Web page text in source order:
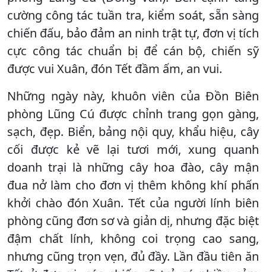
cường công tác tuần tra, kiểm soát, sẵn sàng
chiến đấu, bảo đảm an ninh trật tự, đơn vị tích
cực công tác chuẩn bị để cán bộ, chiến sỹ
được vui Xuân, đón Tết đầm ấm, an vui.
Những ngày này, khuôn viên của Đồn Biên
phòng Lũng Cú được chỉnh trang gọn gàng,
sạch, đẹp. Biển, bảng nội quy, khẩu hiệu, cây
cối được kẻ vẽ lại tươi mới, xung quanh
doanh trại là những cây hoa đào, cây mận
đua nở làm cho đơn vị thêm không khí phấn
khởi chào đón Xuân. Tết của người lính biên
phòng cũng đơn sơ và giản dị, nhưng đặc biệt
đậm chất lính, không coi trọng cao sang,
nhưng cũng trọn vẹn, đủ đầy. Lần đầu tiên ăn